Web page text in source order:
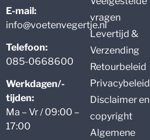
E-mail:
info@voetenvegertje.nl
Telefoon:
085-0668600
Werkdagen/-
tijden:
Ma – Vr / 09:00 –
17:00
vragen
Levertijd &
Verzending
Retourbeleid
Privacybeleid
Disclaimer en
copyright
Algemene